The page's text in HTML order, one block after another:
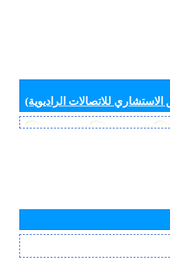
للاتصالات الراديوية)